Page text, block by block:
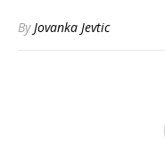
ByJovanka Jevtic